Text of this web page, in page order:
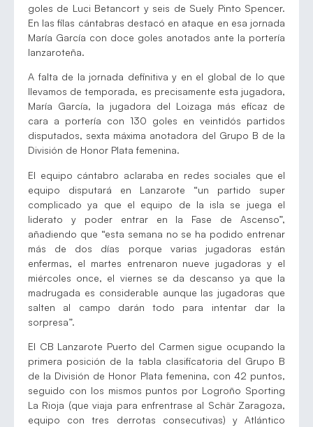
goles de Luci Betancort y seis de Suely Pinto Spencer.
En las filas cántabras destacó en ataque en esa jornada
María García con doce goles anotados ante la portería
lanzaroteña.
A falta de la jornada definitiva y en el global de lo que
llevamos de temporada, es precisamente esta jugadora,
María García, la jugadora del Loizaga más eficaz de
cara a portería con 130 goles en veintidós partidos
disputados, sexta máxima anotadora del Grupo B de la
División de Honor Plata femenina.
El equipo cántabro aclaraba en redes sociales que el
equipo disputará en Lanzarote “un partido super
complicado ya que el equipo de la isla se juega el
liderato y poder entrar en la Fase de Ascenso”,
añadiendo que “esta semana no se ha podido entrenar
más de dos días porque varias jugadoras están
enfermas, el martes entrenaron nueve jugadoras y el
miércoles once, el viernes se da descanso ya que la
madrugada es considerable aunque las jugadoras que
salten al campo darán todo para intentar dar la
sorpresa”.
El CB Lanzarote Puerto del Carmen sigue ocupando la
primera posición de la tabla clasificatoria del Grupo B
de la División de Honor Plata femenina, con 42 puntos,
seguido con los mismos puntos por Logroño Sporting
La Rioja (que viaja para enfrentrase al Schär Zaragoza,
equipo con tres derrotas consecutivas) y Atlántico